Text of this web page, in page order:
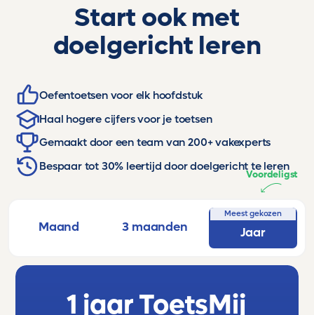
Start ook met
doelgericht leren
Oefentoetsen voor elk hoofdstuk
Haal hogere cijfers voor je toetsen
Gemaakt door een team van 200+ vakexperts
Bespaar tot 30% leertijd door doelgericht te leren
Maand 3 maanden
Meest gekozen
Jaar
Voordeligst
1 jaar ToetsMij